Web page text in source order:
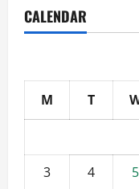
CALENDAR
M T
3
4 5